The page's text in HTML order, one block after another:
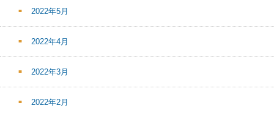
2022年5月
2022年4月
2022年3月
2022年2月